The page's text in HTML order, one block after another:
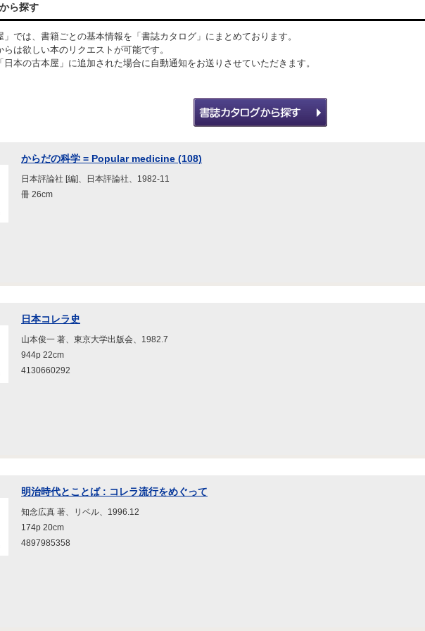
ら探す
」では、書籍ごとの基本情報を「書誌カタログ」にまとめております。
は欲しい本のリクエストが可能です。
日本の古本屋」に追加された場合に自動通知をお送りさせていただきます。
からだの科学 = Popular medicine (108)
日本評論社 [編]、日本評論社、1982-11
冊 26cm
日本コレラ史
山本俊一 著、東京大学出版会、1982.7
944p 22cm
4130660292
明治時代とことば : コレラ流行をめぐって
知念広真 著、リベル、1996.12
174p 20cm
4897985358